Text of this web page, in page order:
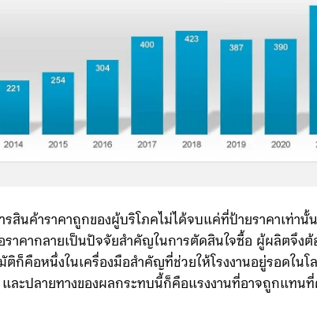
รสินค้าราคาถูกของผู้บริโภคไม่ได้จบแค่ที่ป้ายราคาเท่า
ราคากลายเป็นปัจจัยสำคัญในการตัดสินใจซื้อ ผู้ผลิตจึงต้
ติก็คือหนึ่งในเครื่องมือสำคัญที่ช่วยให้โรงงานอยู่รอดในโ